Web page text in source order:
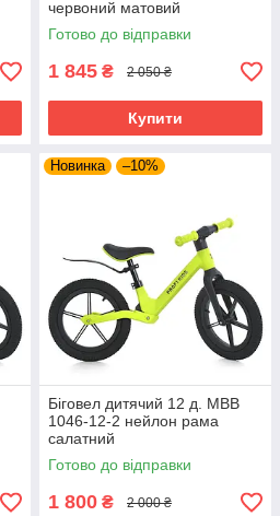
червоний матовий
Готово до відправки
1 845 ₴ 2 050 ₴
Купити
Новинка –10%
Біговел дитячий 12 д. MBB
1046-12-2 нейлон рама
салатний
Готово до відправки
1 800 ₴ 2 000 ₴